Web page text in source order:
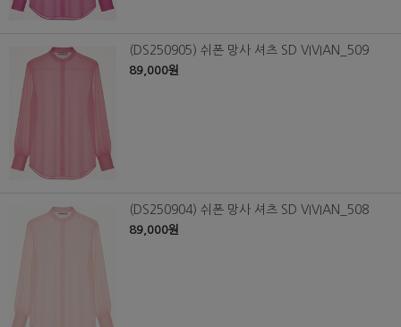
(DS250905) 쉬폰 망사 셔츠 SD VIVIAN_509
89,000원
(DS250904) 쉬폰 망사 셔츠 SD VIVIAN_508
89,000원